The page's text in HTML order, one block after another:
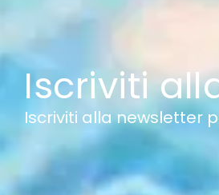
Iscriviti
Iscriviti alla newsletter